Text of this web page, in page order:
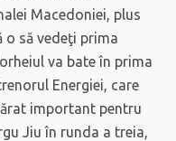
Macedoniei, plus
o să vedeţi prima
va bate în prima
Energiei, care
important pentru
Jiu în runda a treia,